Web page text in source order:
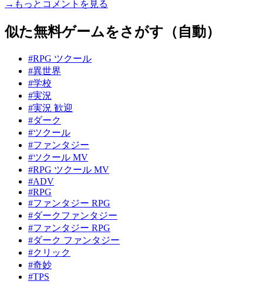
→もっとコメントを見る
似た無料ゲームをさがす（自動）
#RPG ツクール
#異世界
#学校
#実況
#実況 歓迎
#ダーク
#ツクール
#ファンタジー
#ツクール MV
#RPG ツクール MV
#ADV
#RPG
#ファンタジー RPG
#ダークファンタジー
#ファンタジー RPG
#ダーク ファンタジー
#クリック
#奇妙
#TPS